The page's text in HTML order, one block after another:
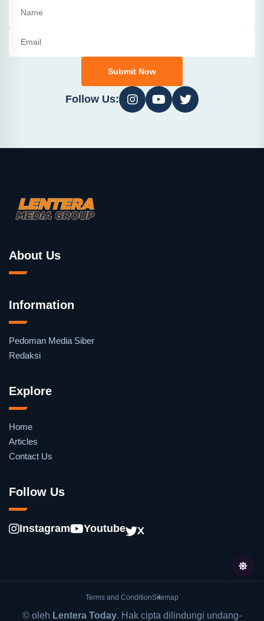
Submit Now
Follow Us:
About Us
Information
Pedoman Media Siber
Redaksi
Explore
Home
Articles
Contact Us
Follow Us
Instagram Youtube X
Terms and ConditionSitemap
© oleh Lentera Today. Hak cipta dilindungi undang-